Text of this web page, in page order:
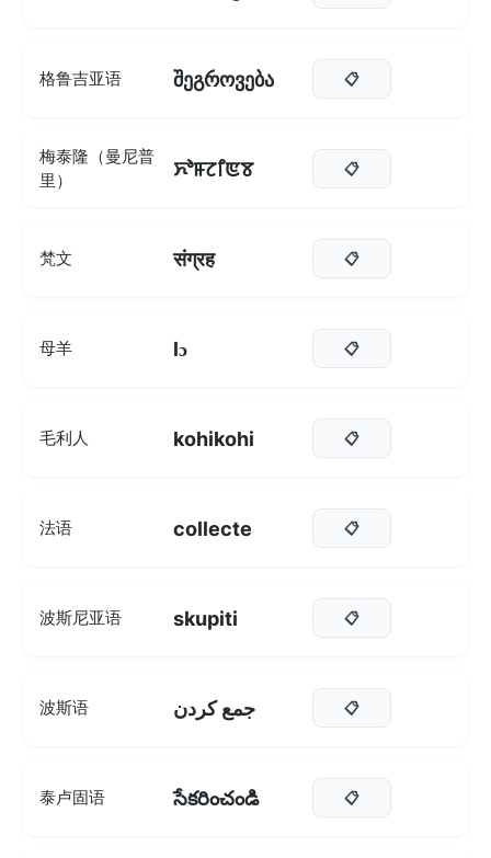
格鲁吉亚语 შეგროვება 📋
梅泰隆（曼尼普
里）
ꯈꯣꯝꯖꯤꯟꯕ 📋
梵文 संग्रह 📋
母羊 lɔ 📋
毛利人 kohikohi 📋
法语 collecte 📋
波斯尼亚语 skupiti 📋
波斯语 جمع کردن 📋
泰卢固语 సేకరించండి 📋